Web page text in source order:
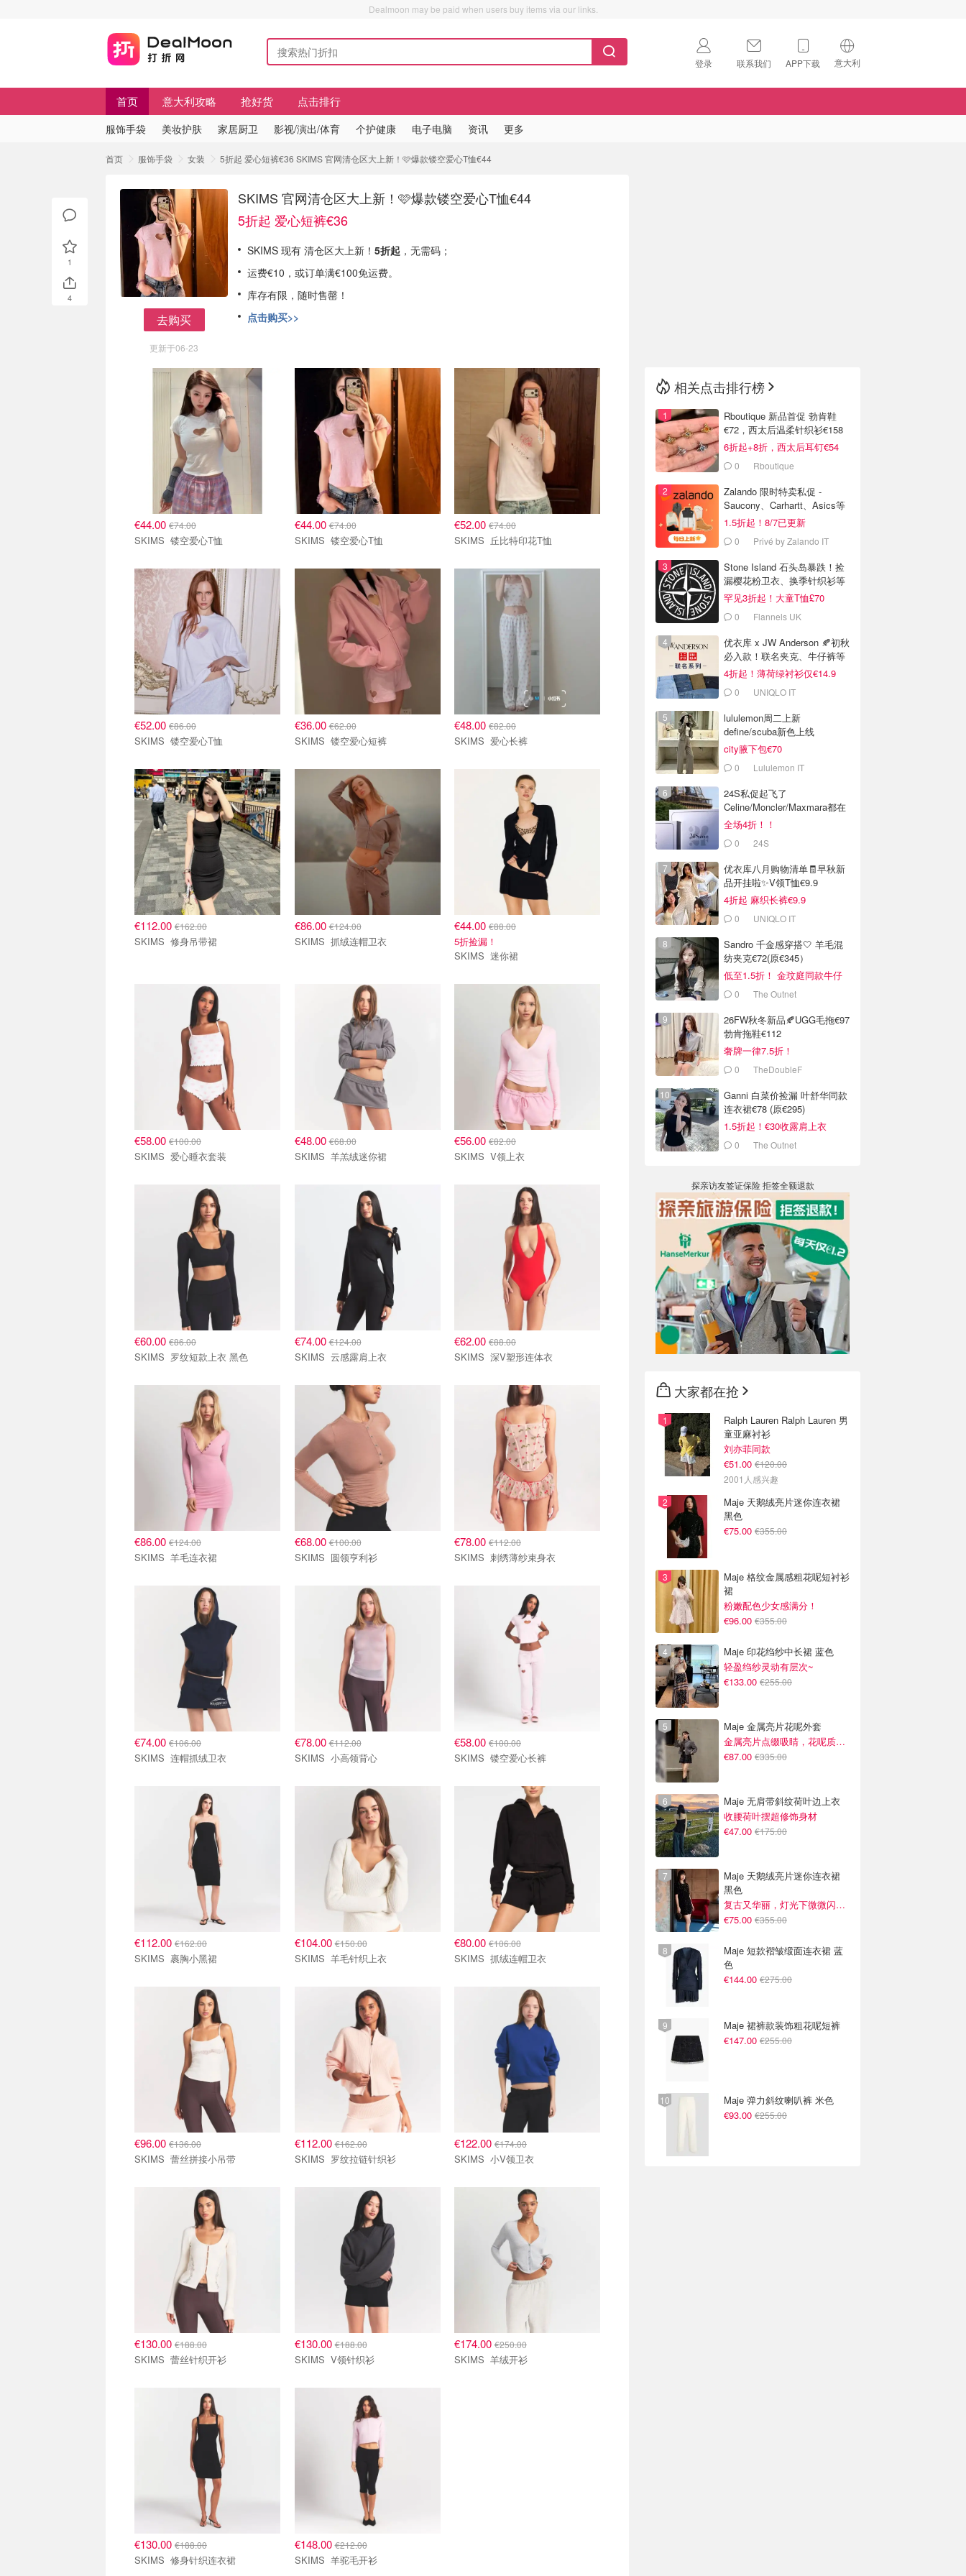
Dealmoon may be paid when users buy items via our links.
登录 联系我们 APP下载 意大利
🇺🇸
首页 意大利攻略 抢好货 点击排行
服饰手袋 美妆护肤 家居厨卫 影视/演出/体育 个护健康 电子电脑 资讯 更多
首页 服饰手袋 女装 5折起 爱心短裤€36 SKIMS 官网清仓区大上新！🩷爆款镂空爱心T恤€44
去购买
更新于06-23
SKIMS 官网清仓区大上新！🩷爆款镂空爱心T恤€44
5折起 爱心短裤€36
SKIMS 现有 清仓区大上新！ 5折起 ，无需码；
运费€10，或订单满€100免运费。
库存有限，随时售罄！
点击购买>>
€44.00 €74.00
SKIMS 镂空爱心T恤
€44.00€74.00
SKIMS 镂空爱心T恤
€52.00 €74.00
SKIMS 丘比特印花T恤
€52.00 €86.00
SKIMS 镂空爱心T恤
€36.00€62.00
SKIMS 镂空爱心短裤
€48.00 €82.00
SKIMS 爱心长裤
€112.00 €162.00
SKIMS 修身吊带裙
€86.00€124.00
SKIMS 抓绒连帽卫衣
€44.00 €88.00
5折捡漏！
SKIMS 迷你裙
€58.00 €100.00
SKIMS 爱心睡衣套装
€48.00€68.00
SKIMS 羊羔绒迷你裙
€56.00 €82.00
SKIMS V领上衣
€60.00 €86.00
SKIMS 罗纹短款上衣 黑色
€74.00€124.00
SKIMS 云感露肩上衣
€62.00 €88.00
SKIMS 深V塑形连体衣
€86.00 €124.00
SKIMS 羊毛连衣裙
€68.00€100.00
SKIMS 圆领亨利衫
€78.00 €112.00
SKIMS 刺绣薄纱束身衣
€74.00 €106.00
SKIMS 连帽抓绒卫衣
€78.00€112.00
SKIMS 小高领背心
€58.00 €100.00
SKIMS 镂空爱心长裤
€112.00 €162.00
SKIMS 裹胸小黑裙
€104.00€150.00
SKIMS 羊毛针织上衣
€80.00 €106.00
SKIMS 抓绒连帽卫衣
€96.00 €136.00
SKIMS 蕾丝拼接小吊带
€112.00€162.00
SKIMS 罗纹拉链针织衫
€122.00 €174.00
SKIMS 小V领卫衣
€130.00 €188.00
SKIMS 蕾丝针织开衫
€130.00€188.00
SKIMS V领针织衫
€174.00 €250.00
SKIMS 羊绒开衫
€130.00 €188.00
SKIMS 修身针织连衣裙
€148.00€212.00
SKIMS 羊驼毛开衫
1
4
相关点击排行榜
Rboutique 新品首促 勃肯鞋
€72，西太后温柔针织衫€158
6折起+8折，西太后耳钉€54
0 Rboutique
Zalando 限时特卖私促 -
Saucony、Carhartt、Asics等
1.5折起！8/7已更新
0 Privé by Zalando IT
Stone Island 石头岛暴跌！捡
漏樱花粉卫衣、换季针织衫等
罕见3折起！大童T恤£70
0 Flannels UK
优衣库 x JW Anderson 🍂初秋
必入款！联名夹克、牛仔裤等
4折起！薄荷绿衬衫仅€14.9
0 UNIQLO IT
lululemon周二上新
define/scuba新色上线
city腋下包€70
0 Lululemon IT
24S私促起飞了
Celine/Moncler/Maxmara都在
全场4折！！
0 24S
优衣库八月购物清单🧾早秋新
品开挂啦✨V领T恤€9.9
4折起 麻织长裤€9.9
0 UNIQLO IT
Sandro 千金感穿搭🤍 羊毛混
纺夹克€72(原€345）
低至1.5折！ 金玟庭同款牛仔
拼接夹克€144 (原€275）
0 The Outnet
26FW秋冬新品🍂UGG毛拖€97
勃肯拖鞋€112
奢牌一律7.5折！
0 TheDoubleF
Ganni 白菜价捡漏 叶舒华同款
连衣裙€78 (原€295)
1.5折起！€30收露肩上衣
0 The Outnet
探亲访友签证保险 拒签全额退款
大家都在抢
Ralph Lauren Ralph Lauren 男
童亚麻衬衫
刘亦菲同款
€51.00 €120.00
2001人感兴趣
Maje 天鹅绒亮片迷你连衣裙
黑色
€75.00 €355.00
Maje 格纹金属感粗花呢短衬衫
裙
粉嫩配色少女感满分！
€96.00 €355.00
Maje 印花绉纱中长裙 蓝色
轻盈绉纱灵动有层次~
€133.00 €255.00
Maje 金属亮片花呢外套
金属亮片点缀吸睛，花呢质感高级又显贵
€87.00 €335.00
Maje 无肩带斜纹荷叶边上衣
收腰荷叶摆超修饰身材
€47.00 €175.00
Maje 天鹅绒亮片迷你连衣裙
黑色
复古又华丽，灯光下微微闪光~
€75.00 €355.00
Maje 短款褶皱缎面连衣裙 蓝
色
€144.00 €275.00
Maje 裙裤款装饰粗花呢短裤
€147.00 €255.00
Maje 弹力斜纹喇叭裤 米色
€93.00 €255.00